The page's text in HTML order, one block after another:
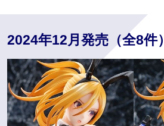
2024年12月発売（全8件）